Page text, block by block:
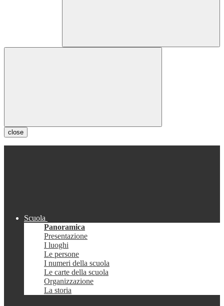
close
Scuola
Panoramica
Presentazione
I luoghi
Le persone
I numeri della scuola
Le carte della scuola
Organizzazione
La storia